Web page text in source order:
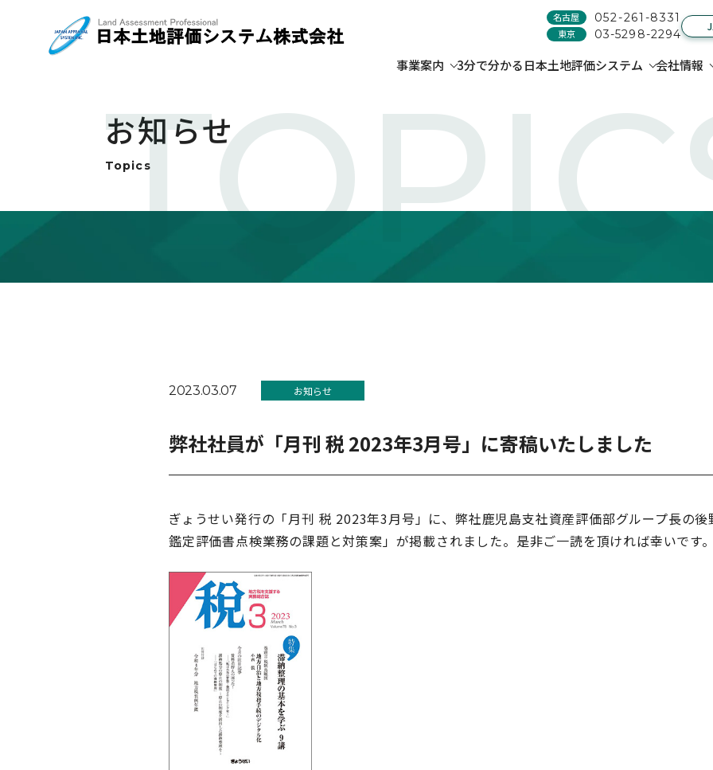
名古屋 052-261-8331
東京 03-5298-2294
事業案内 3分で分かる日本土地評価システム 会社情報
お知らせ
Topics
2023.03.07 お知らせ
弊社社員が「月刊 税 2023年3月号」に寄稿いたしました
ぎょうせい発行の「月刊 税 2023年3月号」に、弊社鹿児島支社資産評価部グループ長の
鑑定評価書点検業務の課題と対策案」が掲載されました。是非ご一読を頂ければ幸いです